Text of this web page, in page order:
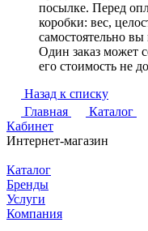
посылке. Перед
коробки: вес,
самостоятельно вы
Один заказ может
его стоимость не
Назад к списку
Главная
Каталог
Кабинет
Интернет-магазин
Каталог
Бренды
Услуги
Компания